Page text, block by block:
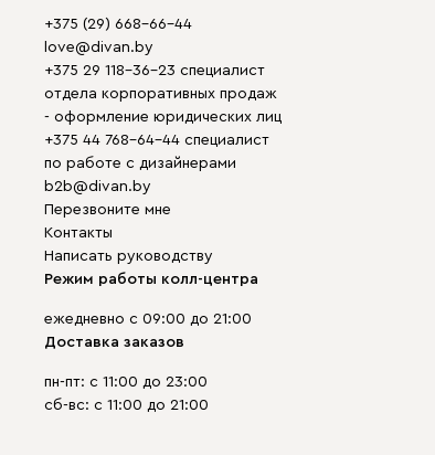
+375 (29) 668-66-44
love@divan.by
+375 29 118-36-23 специалист
отдела корпоративных продаж
- оформление юридических лиц
+375 44 768-64-44 специалист
по работе с дизайнерами
b2b@divan.by
Перезвоните мне
Контакты
Написать руководству
Режим работы колл-центра
ежедневно с 09:00 до 21:00
Доставка заказов
пн-пт: с 11:00 до 23:00
сб-вс: с 11:00 до 21:00